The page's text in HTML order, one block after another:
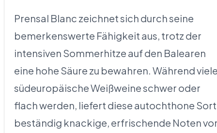
Prensal Blanc zeichnet sich durch seine
bemerkenswerte Fähigkeit aus, trotz der
intensiven Sommerhitze auf den Balearen
eine hohe Säure zu bewahren. Während
südeuropäische Weißweine schwer oder
flach werden, liefert diese autochthone
beständig knackige, erfrischende Noten